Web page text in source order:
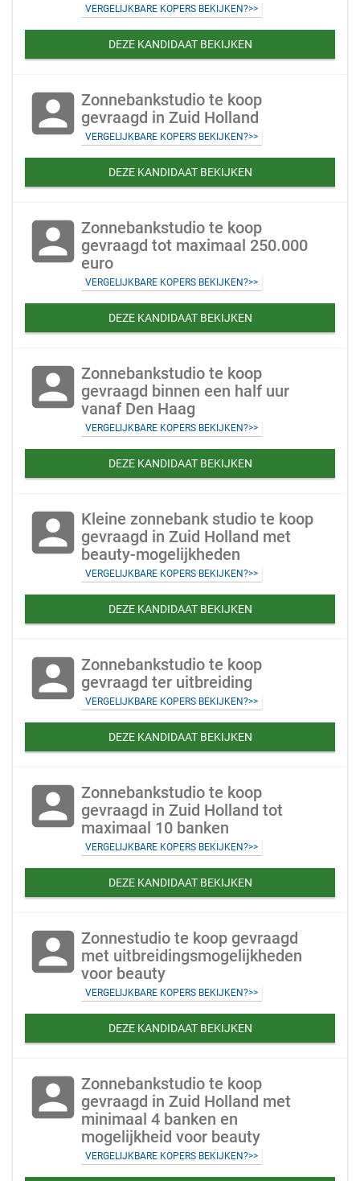
VERGELIJKBARE KOPERS BEKIJKEN?>>
DEZE KANDIDAAT BEKIJKEN
account_box Zonnebankstudio te koop
gevraagd in Zuid Holland
VERGELIJKBARE KOPERS BEKIJKEN?>>
DEZE KANDIDAAT BEKIJKEN
account_box Zonnebankstudio te koop
gevraagd tot maximaal 250.000
euro
VERGELIJKBARE KOPERS BEKIJKEN?>>
DEZE KANDIDAAT BEKIJKEN
account_box Zonnebankstudio te koop
gevraagd binnen een half uur
vanaf Den Haag
VERGELIJKBARE KOPERS BEKIJKEN?>>
DEZE KANDIDAAT BEKIJKEN
account_box Kleine zonnebank studio te koop
gevraagd in Zuid Holland met
beauty-mogelijkheden
VERGELIJKBARE KOPERS BEKIJKEN?>>
DEZE KANDIDAAT BEKIJKEN
account_box Zonnebankstudio te koop
gevraagd ter uitbreiding
VERGELIJKBARE KOPERS BEKIJKEN?>>
DEZE KANDIDAAT BEKIJKEN
account_box Zonnebankstudio te koop
gevraagd in Zuid Holland tot
maximaal 10 banken
VERGELIJKBARE KOPERS BEKIJKEN?>>
DEZE KANDIDAAT BEKIJKEN
account_box Zonnestudio te koop gevraagd
met uitbreidingsmogelijkheden
voor beauty
VERGELIJKBARE KOPERS BEKIJKEN?>>
DEZE KANDIDAAT BEKIJKEN
account_box Zonnebankstudio te koop
gevraagd in Zuid Holland met
minimaal 4 banken en
mogelijkheid voor beauty
VERGELIJKBARE KOPERS BEKIJKEN?>>